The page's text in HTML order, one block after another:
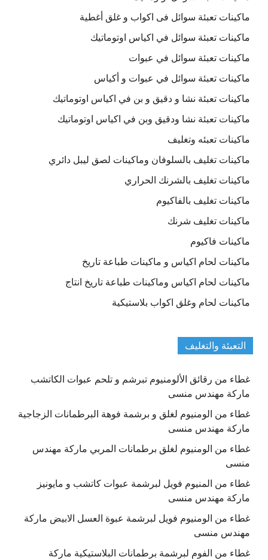
ماكينات تعبئة سوائل فى اكواب و غلق أغطية
ماكينات تعبئة سوائل في اكياس اوتوماتيك
ماكينات تعبئة سوائل في عبوات
ماكينات تعبئة سوائل في عبوات و أكياس
ماكينات تعبئة نشا و دقيق و بن في اكياس اوتوماتيك
ماكينات تعبئة نشا ودقيق وبن في اكياس اوتوماتيك
ماكينات تعبئه وتغليف
ماكينات تغليف بالسلوفان وماكينات لصق ليبل دائري
ماكينات تغليف بالشرنك الحراري
ماكينات تغليف بالفاكيوم
ماكينات تغليف شرنك
ماكينات فاكيوم
ماكينات لحام اكياس و ماكينات طباعة تاريخ
ماكينات لحام اكياس وماكينات طباعة تاريخ انتاج
ماكينات لحام وغلق اكواب بلاستيكية
التعبئة والتغليف
غطاء من رقائق الألومنيوم تبرشم و تلحم عبوات الكاتشب
ماركة مهندس منسى
غطاء من الومنيوم لغلق و برشمة فوهة البرطمانات الزجاجية
ماركة مهندس منسى
غطاء من الومنيوم لغلق برطمانات المربي ماركة مهندس
منسى
غطاء من المنيوم فويل لبرشمة عبوات كاتشب و مايونيز
ماركة مهندس منسى
غطاء من الومنيوم فويل لبرشمة عبوة العسل الابيض ماركة
مهندس منسى
غطاء من الفوم لبرشمة برطمانات البلاستيكية ماركة